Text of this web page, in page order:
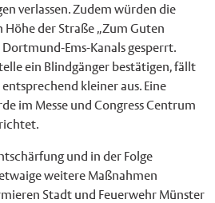
verlassen. Zudem würden die
Höhe der Straße „Zum Guten
Dortmund-Ems-Kanals gesperrt.
ein Blindgänger bestätigen, fällt
kleiner aus. Eine
im Messe und Congress Centrum
und in der Folge
weitere Maßnahmen
Stadt und Feuerwehr Münster